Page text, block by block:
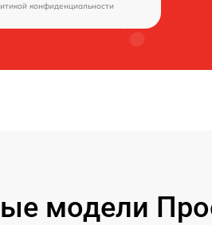
конфиденциальности
модели